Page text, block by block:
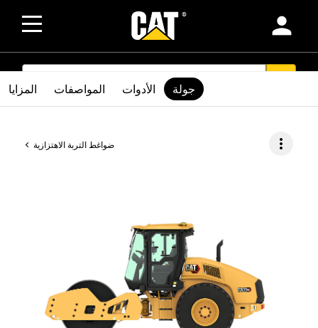
person
SEARCH
ضواغط التربة الاهتزازية more_vert
المزايا المواصفات الأدوات جولة